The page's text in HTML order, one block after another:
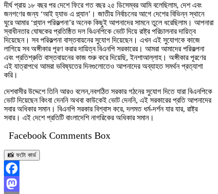
দীর্ঘ প্রায় ১৮ বছর পর দেশে ফিরে গত বছর ২৫ ডিসেম্বর আমি বলেছিলাম, দেশ এবং
জনগণের জন্য ‘আই হ্যাভ এ প্ল্যান’। জাতীয় নির্বাচনের আগে দেশের বিভিন্ন স্থানে
ঘুরে আমার ‘প্ল্যান পরিকল্পনা’র অনেক কিছুই আপনাদের সামনে তুলে ধরেছিলাম। আপনারা
স্বাধীনতার ঘোষকের প্রতিষ্ঠিত দল বিএনপিকে ভোট দিয়ে রাষ্ট্র পরিচালনার দায়িত্ব
দিয়েছেন। সব পরিকল্পনা বাস্তবায়নের সুযোগ দিয়েছেন। এখন এই সুযোগকে কাজে
লাগিয়ে সব অঙ্গীকার পূরণ করার দায়িত্ব বিএনপি সরকারের। আমরা আমাদের পরিকল্পনা
এবং প্রতিশ্রুতি বাস্তবায়নের কাজ শুরু করে দিয়েছি, ইনশাআল্লাহ। অঙ্গীকার পূরণের
এই যাত্রাপথে আমরা ভবিষ্যতের দিনগুলোতেও আপনাদের অব্যাহত সমর্থন প্রত্যাশা
করি।
দেশবাসীর উদ্দেশে তিনি আরও বলেন,নবগঠিত সরকার গঠনের সুযোগ দিতে যারা বিএনপিকে
ভোট দিয়েছেন কিংবা দেননি অথবা কাউকেই ভোট দেননি, এই সরকারের প্রতি আপনাদের
সবার অধিকার সমান। বিএনপি সরকার বিশ্বাস করে, দলমত ধর্ম-দর্শন যার যার, রাষ্ট্র
সবার। এই দেশে প্রতিটি বাংলাদেশি নাগরিকের অধিকার সমান।
Facebook Comments Box
📸 ফটো কার্ড
Facebook